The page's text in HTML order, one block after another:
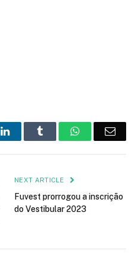
LinkedIn Tumblr WhatsApp
NEXT ARTICLE
Fuvest prorrogou a inscrição
do Vestibular 2023